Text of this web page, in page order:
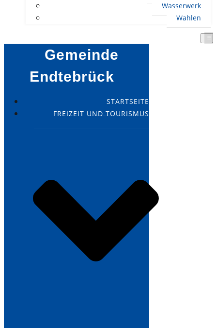
Wasserwerk
Wahlen
Gemeinde
Endtebrück
STARTSEITE
FREIZEIT UND TOURISMUS